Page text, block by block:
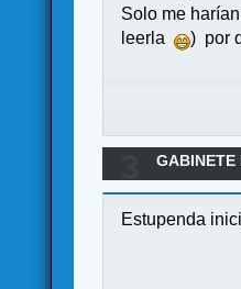
Solo me
leerla
) por
GABINETE
Estupenda